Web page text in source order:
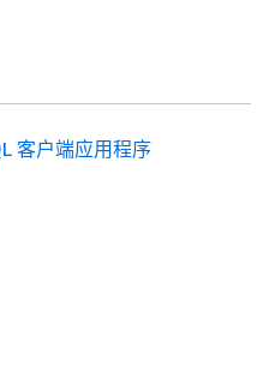
客户端应用程序